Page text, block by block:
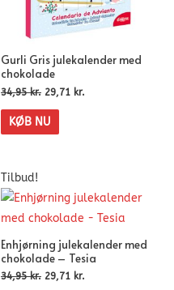
Gurli Gris julekalender med
chokolade
34,95kr. 29,71 kr.
KØB NU
Tilbud!
Enhjørning julekalender med
chokolade – Tesia
34,95kr. 29,71 kr.